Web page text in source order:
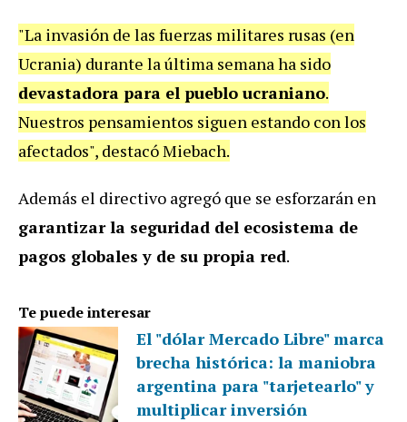
"La invasión de las fuerzas militares rusas (en
Ucrania) durante la última semana ha sido
devastadora para el pueblo ucraniano.
Nuestros pensamientos siguen estando con los
afectados", destacó Miebach.
Además el directivo agregó que se esforzarán en
garantizar la seguridad del ecosistema de
pagos globales y de su propia red.
Te puede interesar
El "dólar Mercado Libre" marca
brecha histórica: la maniobra
argentina para "tarjetearlo" y
multiplicar inversión